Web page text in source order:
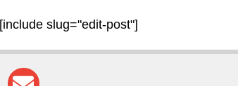
[include slug="edit-post"]